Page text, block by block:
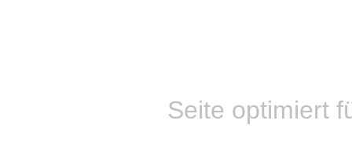
Seite optimiert